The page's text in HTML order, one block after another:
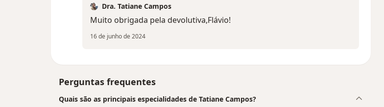
Dra. Tatiane Campos
Muito obrigada pela devolutiva,Flávio!
16 de junho de 2024
Perguntas frequentes
Quais são as principais especialidades de Tatiane Campos?